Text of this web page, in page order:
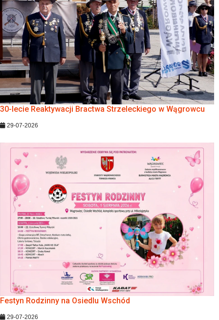
30-lecie Reaktywacji Bractwa Strzeleckiego w Wągrowcu
29-07-2026
Festyn Rodzinny na Osiedlu Wschód
29-07-2026